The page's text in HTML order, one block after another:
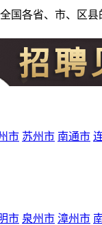
国各省、市、区
市 苏州市 南通市
市 泉州市 漳州市